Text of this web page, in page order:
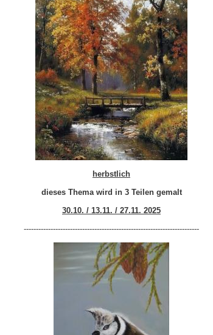
herbstlich
dieses Thema wird in 3 Teilen gemalt
30.10. / 13.11. / 27.11. 2025
------------------------------------------------------------------------